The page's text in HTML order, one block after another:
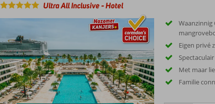
Ultra All Inclusive-Hotel
Eigen privé
Met maar
Familie